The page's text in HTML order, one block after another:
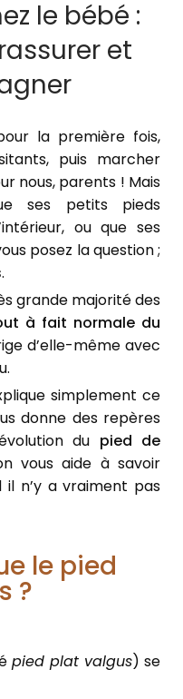
le bébé :
et
la première fois,
puis marcher
nous, parents ! Mais
ses petits pieds
ou que ses
posez la question ;
.
grande majorité des
à fait normale du
d’elle-même avec
simplement ce
donne des repères
du pied de
vous aide à savoir
n’y a vraiment pas
le pied
?
pied plat valgus) se